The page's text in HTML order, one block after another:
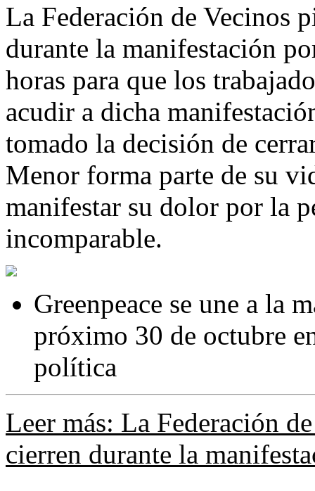
La Federación de Vecinos
durante la manifestación
horas para que los
acudir a dicha
tomado la decisión de
Menor forma parte de su
manifestar su dolor por la
incomparable.
Greenpeace se une a la
próximo 30 de octubre
política
Leer más: La Federación
cierren durante la